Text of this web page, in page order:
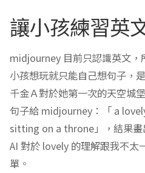
讓小孩練習英
midjourney 目前只認識英文，
小孩想玩就只能自己想句子，
千金Ａ對於她第一次的天空城
句子給 midjourney：「 a
sitting on a throne」，結果畫
AI 對於 lovely 的理解跟我不太
單。